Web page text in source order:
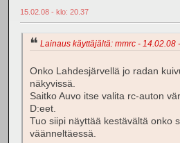
15.02.08 - klo: 20.37
Lainaus käyttäjältä: mmrc - 14.02.08
Onko Lahdesjärvellä jo radan
näkyvissä.
Saitko Auvo itse valita rc-auton
D:eet.
Tuo siipi näyttää kestävältä onko
väänneltäessä.